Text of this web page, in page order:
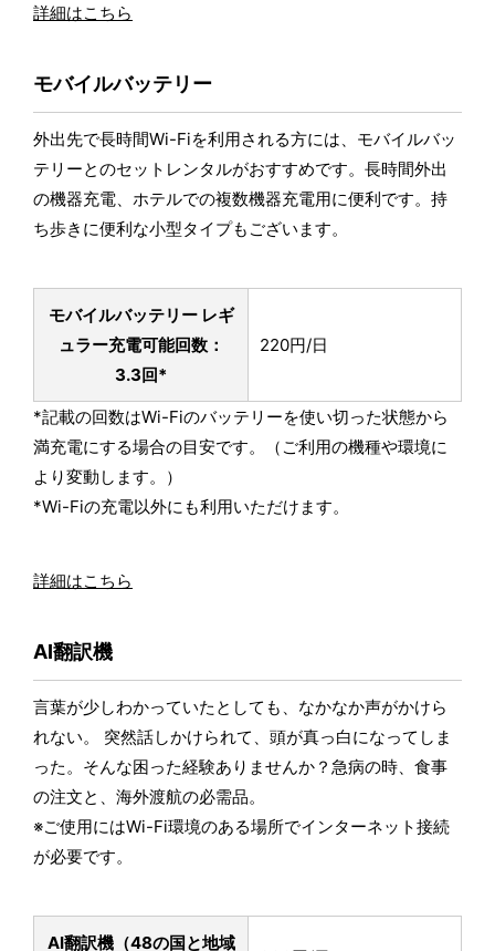
詳細はこちら
モバイルバッテリー
外出先で長時間Wi-Fiを利用される方には、モバイルバッ
テリーとのセットレンタルがおすすめです。長時間外出
の機器充電、ホテルでの複数機器充電用に便利です。持
ち歩きに便利な小型タイプもございます。
モバイルバッテリー レギ
ュラー充電可能回数：
3.3回*
220円/日
*記載の回数はWi-Fiのバッテリーを使い切った状態から
満充電にする場合の目安です。（ご利用の機種や環境に
より変動します。）
*Wi-Fiの充電以外にも利用いただけます。
詳細はこちら
AI翻訳機
言葉が少しわかっていたとしても、なかなか声がかけら
れない。 突然話しかけられて、頭が真っ白になってしま
った。そんな困った経験ありませんか？急病の時、食事
の注文と、海外渡航の必需品。
※ご使用にはWi-Fi環境のある場所でインターネット接続
が必要です。
AI翻訳機（48の国と地域